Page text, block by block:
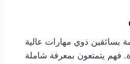
بسائقين ذوي مهارات عالية
فهم يتمتعون بمعرفة شاملة